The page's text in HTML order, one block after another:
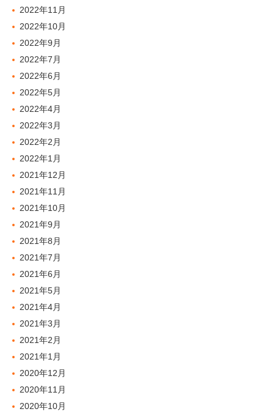
2022年11月
2022年10月
2022年9月
2022年7月
2022年6月
2022年5月
2022年4月
2022年3月
2022年2月
2022年1月
2021年12月
2021年11月
2021年10月
2021年9月
2021年8月
2021年7月
2021年6月
2021年5月
2021年4月
2021年3月
2021年2月
2021年1月
2020年12月
2020年11月
2020年10月